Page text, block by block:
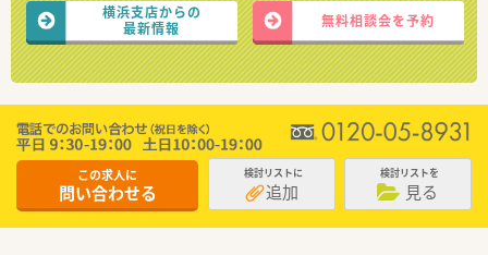
横浜支店からの
最新情報
無料相談会を予約
この求人に
問い合わせる
検討リストに
追加
検討リストを
見る